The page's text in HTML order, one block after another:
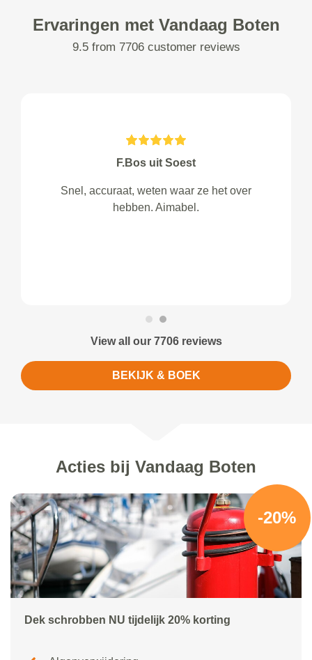
Ervaringen met Vandaag Boten
9.5 from 7706 customer reviews
F.Bos uit Soest
Snel, accuraat, weten waar ze het over
hebben. Aimabel.
View all our 7706 reviews
BEKIJK & BOEK
Acties bij Vandaag Boten
-20%
Dek schrobben NU tijdelijk 20% korting